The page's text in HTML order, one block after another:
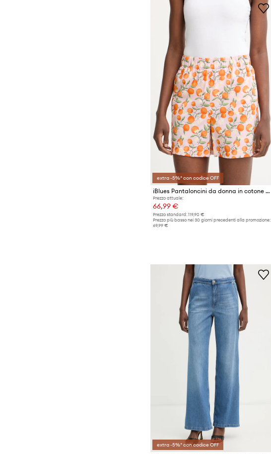
extra -5%* con codice OFF
iBlues Pantaloncini da donna in cotone FIORE
Prezzo attuale:
66,99 €
Prezzo standard: 119,90 €
Prezzo più basso nei 30 giorni precedenti alla promozione:
69,99 €
extra -5%* con codice OFF